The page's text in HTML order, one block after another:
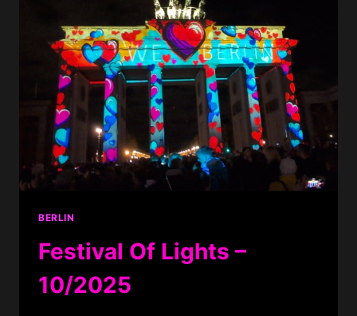
BERLIN
Festival Of Lights –
10/2025